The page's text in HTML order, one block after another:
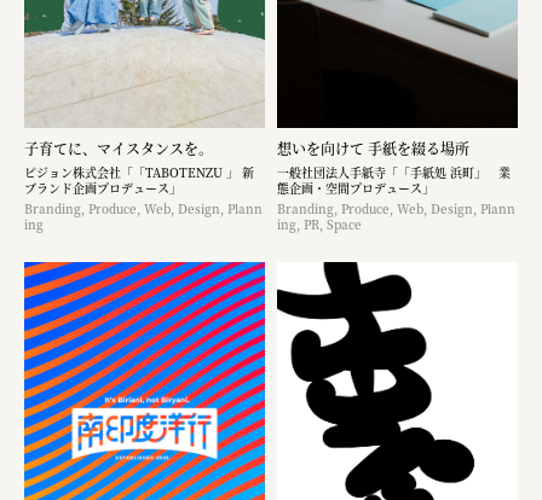
子育てに、マイスタンスを。
ピジョン株式会社「「TABOTENZU 」 新
ブランド企画プロデュース」
Branding, Produce, Web, Design, Plann
ing
想いを向けて 手紙を綴る場所
一般社団法人手紙寺「「手紙処 浜町」 業
態企画・空間プロデュース」
Branding, Produce, Web, Design, Plann
ing, PR, Space